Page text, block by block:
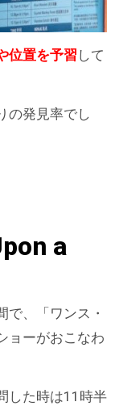
位置を予習 して
の発見率でし
a
で、「ワンス・
ョーがおこなわ
した時は11時半